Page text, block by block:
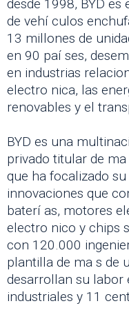
desde 1998, BYD
de vehí culos
13 millones de
en 90 paí ses,
en industrias
electro nica, las
renovables y el
BYD es una
privado titular de
que ha focalizado
innovaciones que
baterí as, motores
electro nico y chips
con 120.000
plantilla de ma s de
desarrollan su labor
industriales y 11